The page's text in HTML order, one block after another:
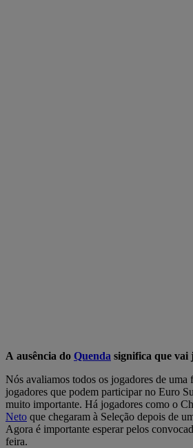
A ausência do Quenda significa que vai
Nós avaliamos todos os jogadores de
jogadores que podem participar no Euro
muito importante. Há jogadores como o
Neto que chegaram à Seleção depois de
Agora é importante esperar pelos
feira.